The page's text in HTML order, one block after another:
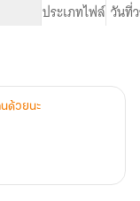
ประเภทไฟล์ วันที่
ด้วยนะ